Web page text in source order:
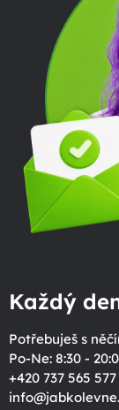
Každý
Potřebuješ s
Po-Ne: 8:30 -
+420 737 565 577
info@